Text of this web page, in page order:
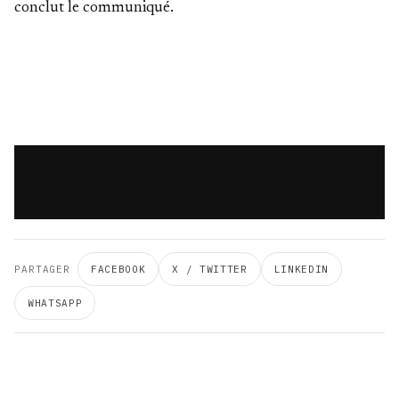
conclut le communiqué.
PARTAGER FACEBOOK X / TWITTER LINKEDIN
WHATSAPP